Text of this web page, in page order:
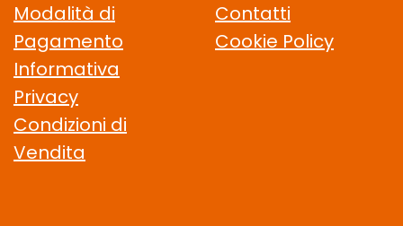
Modalità di
Pagamento
Informativa
Privacy
Condizioni di
Vendita
Contatti
Cookie Policy